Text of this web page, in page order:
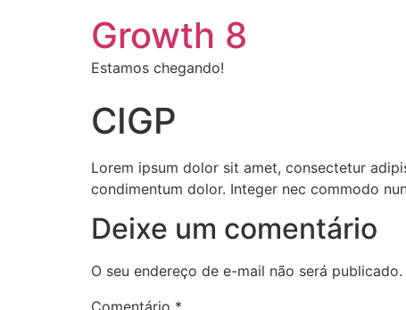
Growth 8
Estamos chegando!
CIGP
Lorem ipsum dolor sit amet, consectetur
condimentum dolor. Integer nec commodo
Deixe um comentário
O seu endereço de e-mail não será publicado.